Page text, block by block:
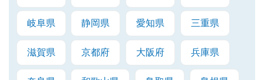
岐阜県 静岡県 愛知県 三重県
滋賀県 京都府 大阪府 兵庫県